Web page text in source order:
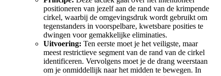
positioneren van jezelf aan de rand van de krimpende
cirkel, waarbij de omgevingsdruk wordt gebruikt om
tegenstanders in voorspelbare, kwetsbare posities te
dwingen voor gemakkelijke eliminaties.
Uitvoering: Ten eerste moet je het veiligste, maar
meest restrictieve segment van de rand van de cirkel
identificeren. Vervolgens moet je de drang weerstaan
om je onmiddellijk naar het midden te bewegen. In